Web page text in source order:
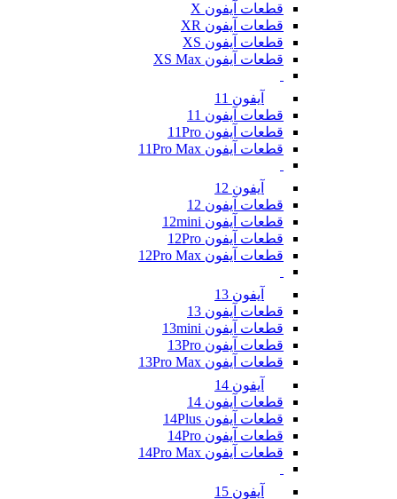
قطعات آیفون X
قطعات آیفون XR
قطعات آیفون XS
قطعات آیفون XS Max
آیفون 11
قطعات آیفون 11
قطعات آیفون 11Pro
قطعات آیفون 11Pro Max
آیفون 12
قطعات آیفون 12
قطعات آیفون 12mini
قطعات آیفون 12Pro
قطعات آیفون 12Pro Max
آیفون 13
قطعات آیفون 13
قطعات آیفون 13mini
قطعات آیفون 13Pro
قطعات آیفون 13Pro Max
آیفون 14
قطعات آیفون 14
قطعات آیفون 14Plus
قطعات آیفون 14Pro
قطعات آیفون 14Pro Max
آیفون 15